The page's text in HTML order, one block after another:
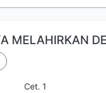
MELAHIRKAN
Cet. 1